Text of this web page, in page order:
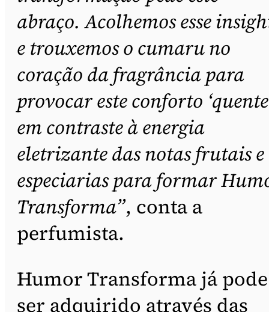
abraço. Acolhemos esse
e trouxemos o cumaru no
coração da fragrância para
provocar este conforto
em contraste à energia
eletrizante das notas frutais e
especiarias para formar
Transforma”, conta a
perfumista.
Humor Transforma já pode
ser adquirido através das